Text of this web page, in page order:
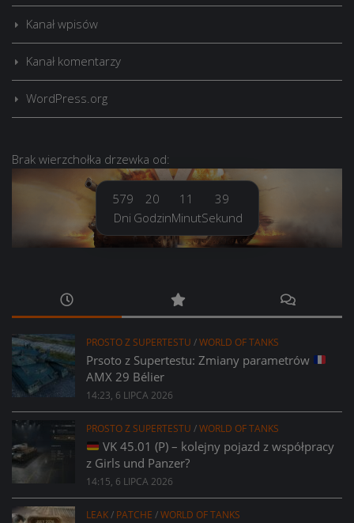
Kanał wpisów
Kanał komentarzy
WordPress.org
Brak wierzchołka drzewka od:
579
Dni
20
Godzin
11
Minut
40
Sekund
PROSTO Z SUPERTESTU /WORLD OF TANKS
Prsoto z Supertestu: Zmiany parametrów
AMX 29 Bélier
14:23, 6 LIPCA 2026
PROSTO Z SUPERTESTU /WORLD OF TANKS
VK 45.01 (P) – kolejny pojazd z współpracy
z Girls und Panzer?
14:15, 6 LIPCA 2026
LEAK/ PATCHE /WORLD OF TANKS